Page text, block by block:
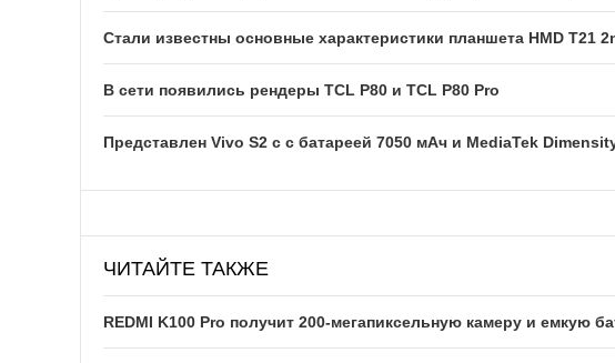
Стали известны основные характеристики планшета HMD T21
В сети появились рендеры TCL P80 и TCL P80 Pro
Представлен Vivo S2 с с батареей 7050 мАч и MediaTek
ЧИТАЙТЕ ТАКЖЕ
REDMI K100 Pro получит 200-мегапиксельную камеру и емкую